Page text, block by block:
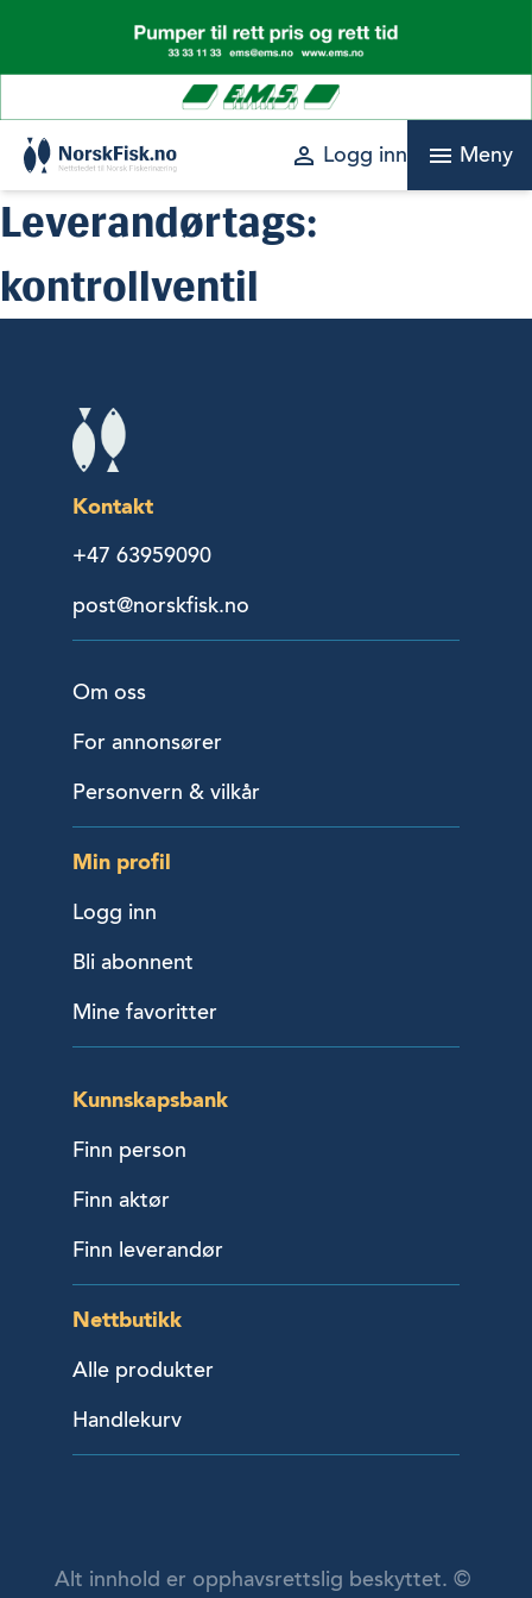
content
perm_identity Logg inn menu Meny
Leverandørtags:
kontrollventil
Kontakt
+47 63959090
post@norskfisk.no
Om oss
For annonsører
Personvern & vilkår
Min profil
Logg inn
Bli abonnent
Mine favoritter
Kunnskapsbank
Finn person
Finn aktør
Finn leverandør
Nettbutikk
Alle produkter
Handlekurv
Alt innhold er opphavsrettslig beskyttet. ©